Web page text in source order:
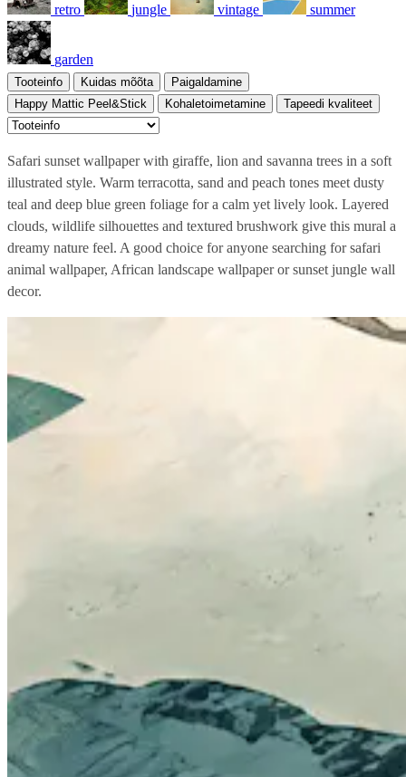
retro jungle vintage summer
garden
Tooteinfo Kuidas mõõta
Paigaldamine
Happy Mattic Peel&Stick
Kohaletoimetamine Tapeedi kvaliteet
Safari sunset wallpaper with giraffe, lion and savanna trees in a soft
illustrated style. Warm terracotta, sand and peach tones meet dusty
teal and deep blue green foliage for a calm yet lively look. Layered
clouds, wildlife silhouettes and textured brushwork give this mural a
dreamy nature feel. A good choice for anyone searching for safari
animal wallpaper, African landscape wallpaper or sunset jungle wall
decor.